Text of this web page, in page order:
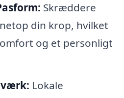
Skræddere
din krop, hvilket
og et personligt
Lokale